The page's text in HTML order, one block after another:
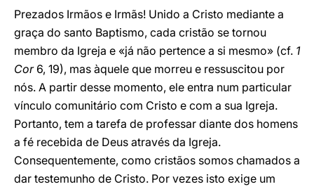
Prezados Irmãos e Irmãs! Unido a Cristo mediante a
graça do santo Baptismo, cada cristão se tornou
membro da Igreja e «já não pertence a si mesmo» (cf. 1
Cor 6, 19), mas àquele que morreu e ressuscitou por
nós. A partir desse momento, ele entra num particular
vínculo comunitário com Cristo e com a sua Igreja.
Portanto, tem a tarefa de professar diante dos homens
a fé recebida de Deus através da Igreja.
Consequentemente, como cristãos somos chamados a
dar testemunho de Cristo. Por vezes isto exige um